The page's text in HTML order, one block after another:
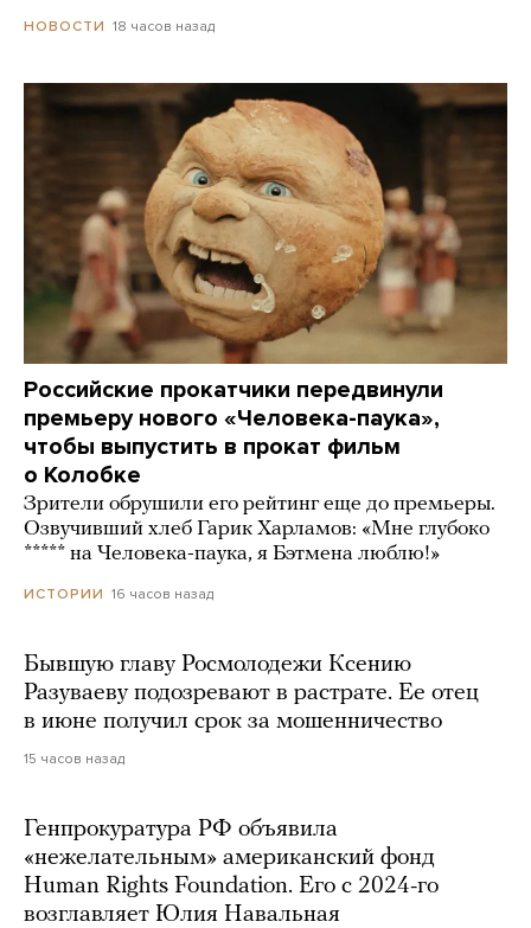
НОВОСТИ 18 часов назад
Российские прокатчики передвинули
премьеру нового «Человека-паука»,
чтобы выпустить в прокат фильм
о Колобке
Зрители обрушили его рейтинг еще до премьеры.
Озвучивший хлеб Гарик Харламов: «Мне глубоко
***** на Человека-паука, я Бэтмена люблю!»
ИСТОРИИ 16 часов назад
Бывшую главу Росмолодежи Ксению
Разуваеву подозревают в растрате. Ее отец
в июне получил срок за мошенничество
15 часов назад
Генпрокуратура РФ объявила
«нежелательным» американский фонд
Human Rights Foundation. Его с 2024-го
возглавляет Юлия Навальная